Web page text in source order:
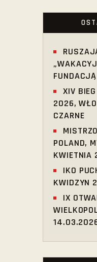
XIV
2026,
CZARNE
POLAND,
KWIETNIA
IKO
KWIDZYN
IX